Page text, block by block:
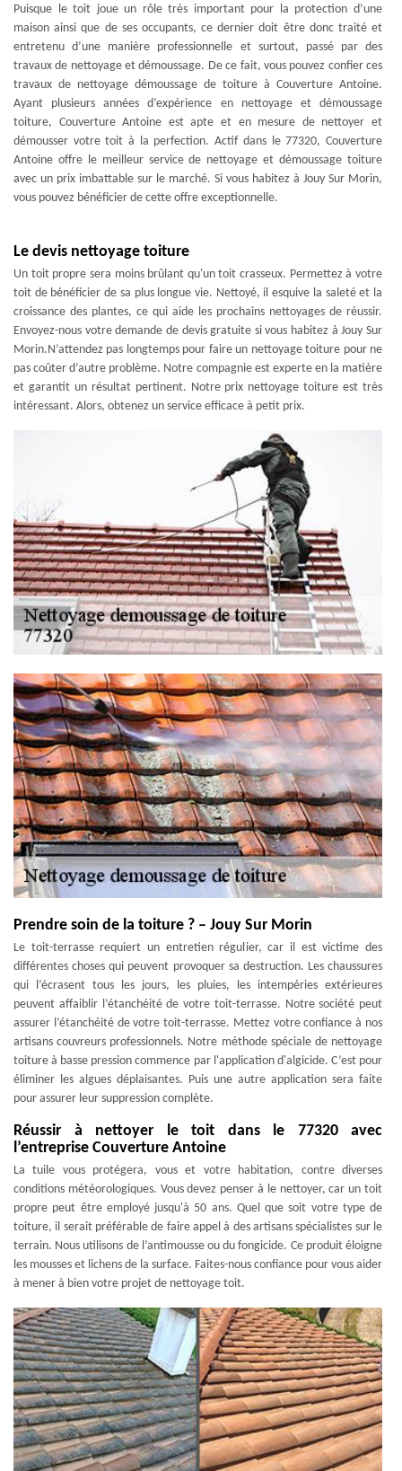
Puisque le toit joue un rôle très important pour la protection d’une
maison ainsi que de ses occupants, ce dernier doit être donc traité et
entretenu d’une manière professionnelle et surtout, passé par des
travaux de nettoyage et démoussage. De ce fait, vous pouvez confier ces
travaux de nettoyage démoussage de toiture à Couverture Antoine.
Ayant plusieurs années d’expérience en nettoyage et démoussage
toiture, Couverture Antoine est apte et en mesure de nettoyer et
démousser votre toit à la perfection. Actif dans le 77320, Couverture
Antoine offre le meilleur service de nettoyage et démoussage toiture
avec un prix imbattable sur le marché. Si vous habitez à Jouy Sur Morin,
vous pouvez bénéficier de cette offre exceptionnelle.
Le devis nettoyage toiture
Un toit propre sera moins brûlant qu'un toit crasseux. Permettez à votre
toit de bénéficier de sa plus longue vie. Nettoyé, il esquive la saleté et la
croissance des plantes, ce qui aide les prochains nettoyages de réussir.
Envoyez-nous votre demande de devis gratuite si vous habitez à Jouy Sur
Morin.N’attendez pas longtemps pour faire un nettoyage toiture pour ne
pas coûter d’autre problème. Notre compagnie est experte en la matière
et garantit un résultat pertinent. Notre prix nettoyage toiture est très
intéressant. Alors, obtenez un service efficace à petit prix.
Prendre soin de la toiture ? – Jouy Sur Morin
Le toit-terrasse requiert un entretien régulier, car il est victime des
différentes choses qui peuvent provoquer sa destruction. Les chaussures
qui l’écrasent tous les jours, les pluies, les intempéries extérieures
peuvent affaiblir l’étanchéité de votre toit-terrasse. Notre société peut
assurer l’étanchéité de votre toit-terrasse. Mettez votre confiance à nos
artisans couvreurs professionnels. Notre méthode spéciale de nettoyage
toiture à basse pression commence par l'application d'algicide. C’est pour
éliminer les algues déplaisantes. Puis une autre application sera faite
pour assurer leur suppression complète.
Réussir à nettoyer le toit dans le 77320 avec
l’entreprise Couverture Antoine
La tuile vous protégera, vous et votre habitation, contre diverses
conditions météorologiques. Vous devez penser à le nettoyer, car un toit
propre peut être employé jusqu'à 50 ans. Quel que soit votre type de
toiture, il serait préférable de faire appel à des artisans spécialistes sur le
terrain. Nous utilisons de l’antimousse ou du fongicide. Ce produit éloigne
les mousses et lichens de la surface. Faites-nous confiance pour vous aider
à mener à bien votre projet de nettoyage toit.